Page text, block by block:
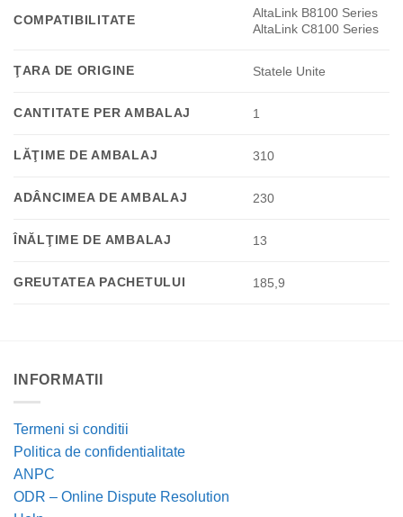
COMPATIBILITATE
AltaLink B8100 Series
AltaLink C8100 Series
ŢARA DE ORIGINE Statele Unite
CANTITATE PER AMBALAJ 1
LĂŢIME DE AMBALAJ 310
ADÂNCIMEA DE AMBALAJ 230
ÎNĂLŢIME DE AMBALAJ 13
GREUTATEA PACHETULUI 185,9
INFORMATII
Termeni si conditii
Politica de confidentialitate
ANPC
ODR – Online Dispute Resolution